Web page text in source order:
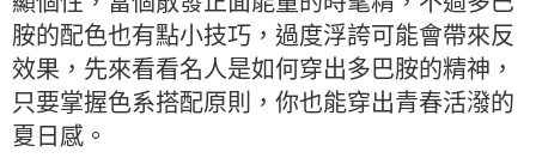
胺的配色也有點小技巧，過度浮誇可能會帶來反
效果，先來看看名人是如何穿出多巴胺的精神，
只要掌握色系搭配原則，你也能穿出青春活潑的
夏日感。